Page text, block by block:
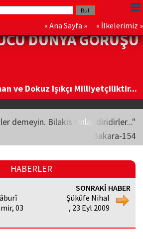
« Ana Sayfa » « İlkelerimiz »
DÜNYA GÖRÜŞÜ
ve Dokuz Işıkçı Milliyetçiliktir...
demeyin. Bilakis Onlar diridirler..."
Bakara-154
HABERLER
03
SONRAKİ HABER
Şükûfe Nihal
, 23 Eyl 2009